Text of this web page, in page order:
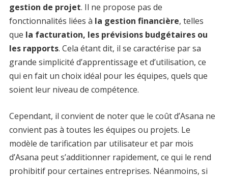
gestion de projet. Il ne propose pas de
fonctionnalités liées à la gestion financière, telles
que la facturation, les prévisions budgétaires ou
les rapports. Cela étant dit, il se caractérise par sa
grande simplicité d’apprentissage et d’utilisation, ce
qui en fait un choix idéal pour les équipes, quels que
soient leur niveau de compétence.
Cependant, il convient de noter que le coût d’Asana ne
convient pas à toutes les équipes ou projets. Le
modèle de tarification par utilisateur et par mois
d’Asana peut s’additionner rapidement, ce qui le rend
prohibitif pour certaines entreprises. Néanmoins, si